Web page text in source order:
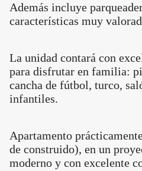
Además incluye
características muy
La unidad contará con
para disfrutar en familia:
cancha de fútbol, turco,
infantiles.
Apartamento
de construido), en un
moderno y con excelente